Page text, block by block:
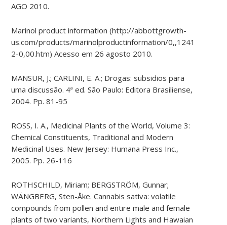
AGO 2010.
Marinol product information (http://abbottgrowth-
us.com/products/marinolproductinformation/0,,12413-
2-0,00.htm) Acesso em 26 agosto 2010.
MANSUR, J.; CARLINI, E. A.; Drogas: subsidios para
uma discussão. 4ª ed. São Paulo: Editora Brasiliense,
2004. Pp. 81-95
ROSS, I. A., Medicinal Plants of the World, Volume 3:
Chemical Constituents, Traditional and Modern
Medicinal Uses. New Jersey: Humana Press Inc.,
2005. Pp. 26-116
ROTHSCHILD, Miriam; BERGSTRÖM, Gunnar;
WÄNGBERG, Sten-Åke. Cannabis sativa: volatile
compounds from pollen and entire male and female
plants of two variants, Northern Lights and Hawaian